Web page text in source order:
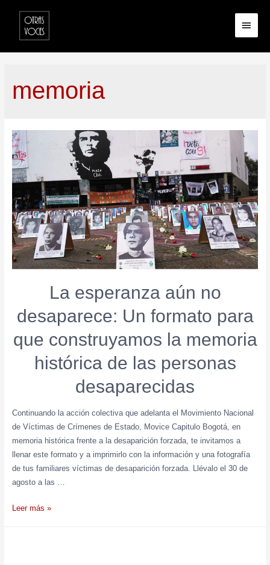
memoria
La esperanza aún no
desaparece: Un formato para
que construyamos la memoria
histórica de las personas
desaparecidas
Continuando la acción colectiva que adelanta el Movimiento Nacional
de Víctimas de Crímenes de Estado, Movice Capitulo Bogotá, en
memoria histórica frente a la desaparición forzada, te invitamos a
llenar este formato y a imprimirlo con la información y una fotografía
de tus familiares víctimas de desaparición forzada. Llévalo el 30 de
agosto a las …
Leer más »